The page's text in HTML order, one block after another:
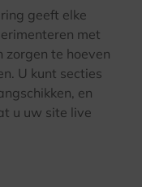
geeft elke
met
zorgen te hoeven
U kunt secties
en
u uw site live